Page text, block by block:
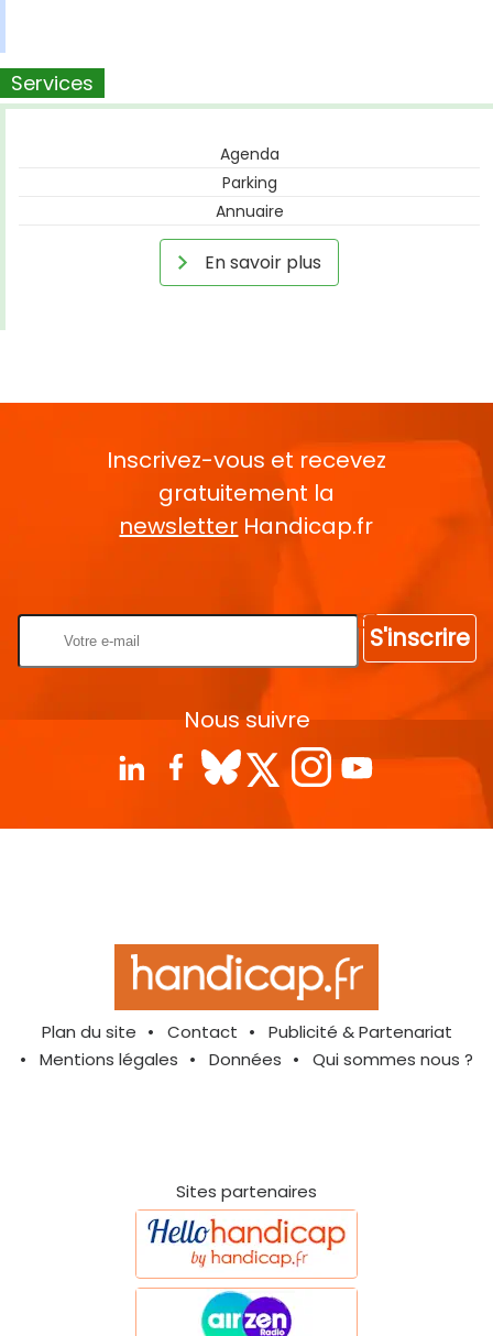
Services
Agenda
Parking
Annuaire
En savoir plus
Inscrivez-vous et recevez
gratuitement la
newsletter Handicap.fr
S'inscrire
Nous suivre
Plan du site Contact
Publicité & Partenariat
Mentions légales
Données Qui sommes nous ?
Sites partenaires